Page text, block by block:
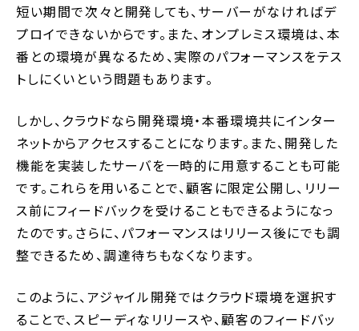
短い期間で次々と開発しても、サーバーがなければデ
プロイできないからです。また、オンプレミス環境は、本
番との環境が異なるため、実際のパフォーマンスをテス
トしにくいという問題もあります。
しかし、クラウドなら開発環境・本番環境共にインター
ネットからアクセスすることになります。また、開発した
機能を実装したサーバを一時的に用意することも可能
です。これらを用いることで、顧客に限定公開し、リリー
ス前にフィードバックを受けることもできるようになっ
たのです。さらに、パフォーマンスはリリース後にでも調
整できるため、調達待ちもなくなります。
このように、アジャイル開発ではクラウド環境を選択す
ることで、スピーディなリリースや、顧客のフィードバッ